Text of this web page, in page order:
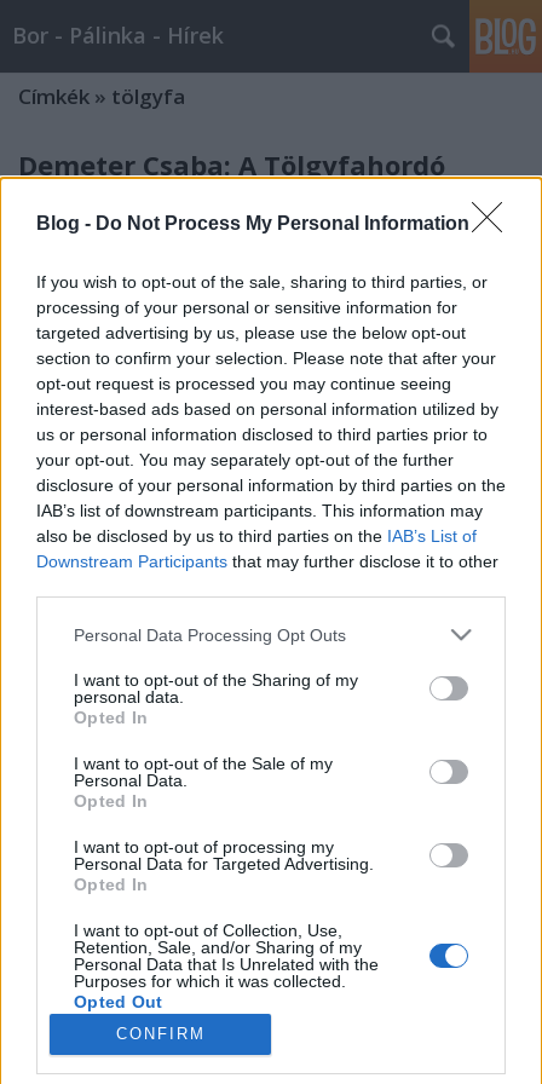
Blog - Do Not Process My Personal Information
If you wish to opt-out of the sale, sharing to third parties, or
processing of your personal or sensitive information for
targeted advertising by us, please use the below opt-out
section to confirm your selection. Please note that after your
opt-out request is processed you may continue seeing
interest-based ads based on personal information utilized by
us or personal information disclosed to third parties prior to
your opt-out. You may separately opt-out of the further
disclosure of your personal information by third parties on the
IAB’s list of downstream participants. This information may
also be disclosed by us to third parties on the IAB’s List of
Downstream Participants that may further disclose it to other
Please note that this website/app uses one or more Google
not limited to your visit or usage behaviour. You may click to
grant or deny consent to Google and its third-party tags to
use your data for below specified purposes in below Google
consent section.
Personal Data Processing Opt Outs
I want to opt-out of the Sharing of my
personal data.
Opted In
I want to opt-out of the Sale of my
Personal Data.
Opted In
I want to opt-out of processing my
Personal Data for Targeted Advertising.
Opted In
I want to opt-out of Collection, Use,
Retention, Sale, and/or Sharing of my
Personal Data that Is Unrelated with the
Purposes for which it was collected.
Opted Out
Google consents
CONFIRM
Bor - Pálinka - Hírek
Címkék » tölgyfa
Demeter Csaba: A Tölgyfahordó
Wine T. Ester
Gönci, Szerednyei, Transport A Tölgyfahordó csodás
története... Bár igaz, hogy az elfogyasztott
borainknak csak a fele készült fahordóban, de azért
minden borfogyasztó számára fontos a
tölgyfahordó készítési módjának ismerete. Ahhoz,
hogy igazán…
Magyar fahordók - 2007.07.12.
Wine T. Ester •2007. július 12.
Chilében is egyre több borászatban használják a
magyar fából készült hordókat, amelyek ott vannak
Kanadában, Mexikóban és Argentínában is.A chilei
borászatok látogatása során örömmel hallja az…
"Szüret előtt" +int :-) 2007.06.22.
Kedves Barátunk! A jövő heti "Szüret előtt"
délutánig leadhatja jelentkezését. (A határidőt az
ebédek megrendelése miatt kérjük betartani.) Az
esemény a Bor és Piac Magazin és az IFDT Kft.…